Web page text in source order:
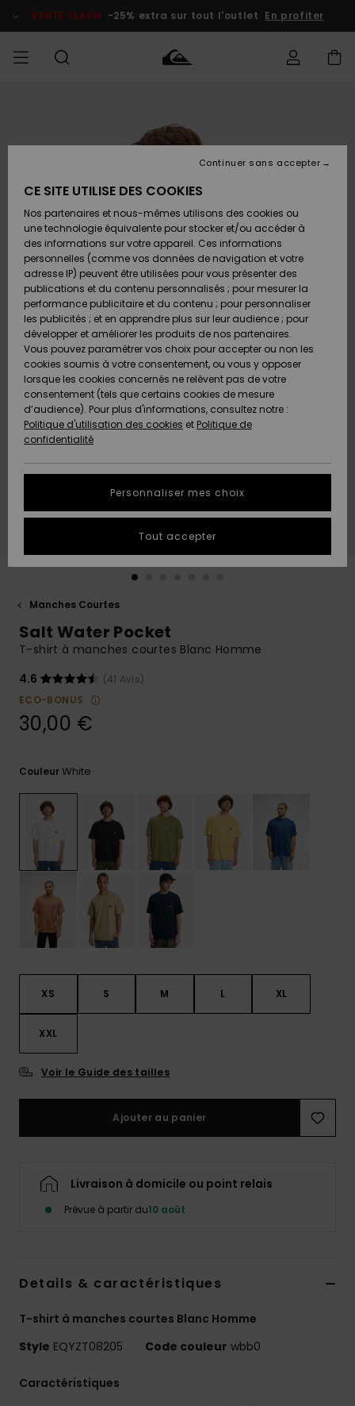
l'information
le
VENTE FLASH -25% extra sur tout l'outlet En profiter
Accessoires
Chaussures
& Tongs
Surf
Snow
Nouveautés
A
Découvrir
Accessoires
Chaussures
& Tongs
Surf
Snow
Nouveautés
A
Découvrir
FEMME
Nouveautés
A
Découvrir
Snow
SURF
Homme
Enfant
Highlights
Communauté
SNOW
Shop
Homme
Snow
Shop
Enfant
Snow
Shop
Femme
A
Découvrir
Communauté
VENTE
FLASH
Homme
Enfant
Outlet
Femme
Préférences
Langue Et
Région
Nederlands
AIDE &
CONTACT
commande
Retours
Paiement
Carte
Cadeau
Quiksilver
Freedom
Protection
des données
Démarrez
pour obtenir
question.
Démarrer
conversation
formulaire
de contact.
la FAQ
COLLECTION
CARTE
CADEAU
LISTE DE
SOUHAITS
Manches Courtes
Salt Water Pocket
T-shirt à manches courtes Blanc Homme
4.6
(41 Avis)
ECO-BONUS
30,00 €
CouleurWhite
XS S M L XL
XXL
Voir le Guide des tailles
Ajouter au panier
Livraison à domicile ou point relais
Prévue à partir du10 août
Details & caractéristiques
T-shirt à manches courtes Blanc Homme
Style EQYZT08205 Code couleur wbb0
Caractéristiques
CE SITE UTILISE DES COOKIES
Nos partenaires et nous-mêmes utilisons des cookies ou
une technologie équivalente pour stocker et/ou accéder à
des informations sur votre appareil. Ces informations
personnelles (comme vos données de navigation et votre
adresse IP) peuvent être utilisées pour vous présenter des
publications et du contenu personnalisés ; pour mesurer la
performance publicitaire et du contenu ; pour personnaliser
les publicités ; et en apprendre plus sur leur audience ; pour
développer et améliorer les produits de nos partenaires.
Vous pouvez paramétrer vos choix pour accepter ou non les
cookies soumis à votre consentement, ou vous y opposer
lorsque les cookies concernés ne relèvent pas de votre
consentement (tels que certains cookies de mesure
d’audience). Pour plus d'informations, consultez notre :
Politique d'utilisation des cookies et Politique de
confidentialité
Personnaliser mes choix
Continuer sans accepter
Tout accepter